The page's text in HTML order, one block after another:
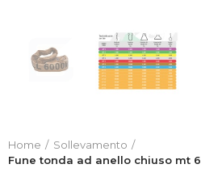
Home
Sollevamento
Fune tonda ad anello chiuso mt 6